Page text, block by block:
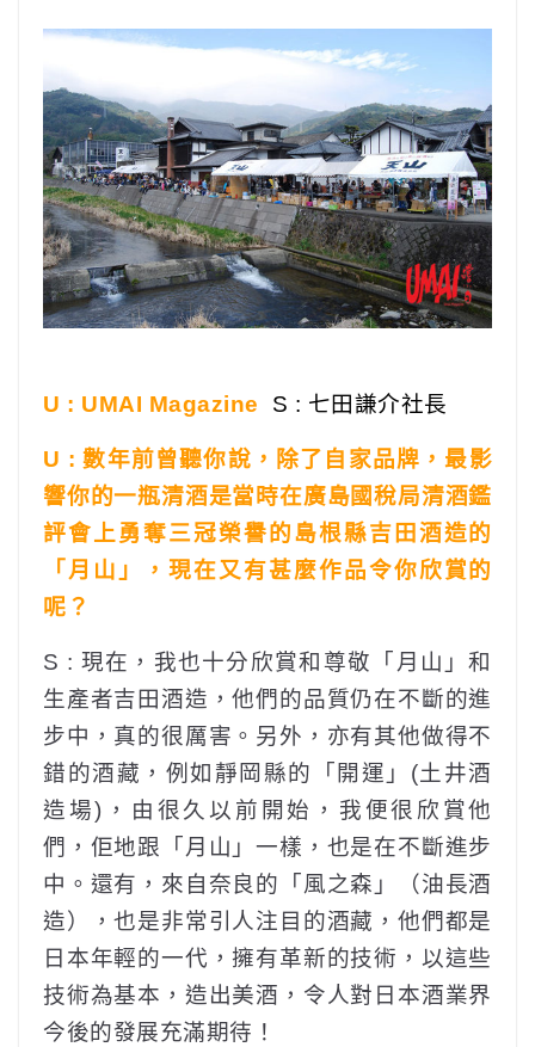
U : UMAI Magazine S : 七田謙介社長
U : 數年前曾聽你說，除了自家品牌，最影
響你的一瓶清酒是當時在廣島國稅局清酒鑑
評會上勇奪三冠榮譽的島根縣吉田酒造的
「月山」，現在又有甚麼作品令你欣賞的
呢？
S : 現在，我也十分欣賞和尊敬「月山」和
生產者吉田酒造，他們的品質仍在不斷的進
步中，真的很厲害。另外，亦有其他做得不
錯的酒藏，例如靜岡縣的「開運」(土井酒
造場)，由很久以前開始，我便很欣賞他
們，佢地跟「月山」一樣，也是在不斷進步
中。還有，來自奈良的「風之森」（油長酒
造），也是非常引人注目的酒藏，他們都是
日本年輕的一代，擁有革新的技術，以這些
技術為基本，造出美酒，令人對日本酒業界
今後的發展充滿期待！